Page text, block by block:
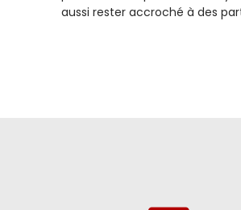
aussi rester accroché à des